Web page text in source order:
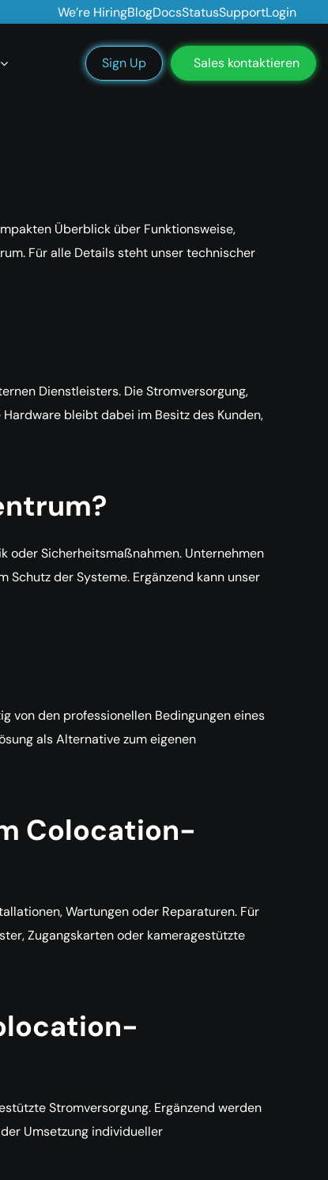
We’re HiringBlogDocsStatusSupportLogin
Sign Up Sales kontaktieren
Überblick über Funktionsweise,
Für alle Details steht unser technischer
Dienstleisters. Die Stromversorgung,
bleibt dabei im Besitz des Kunden,
oder Sicherheitsmaßnahmen. Unternehmen
der Systeme. Ergänzend kann unser
von den professionellen Bedingungen eines
als Alternative zum eigenen
Colocation-
Wartungen oder Reparaturen. Für
Zugangskarten oder kameragestützte
Stromversorgung. Ergänzend werden
Umsetzung individueller